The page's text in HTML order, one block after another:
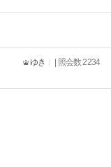
ゆき
| 照会数 2234